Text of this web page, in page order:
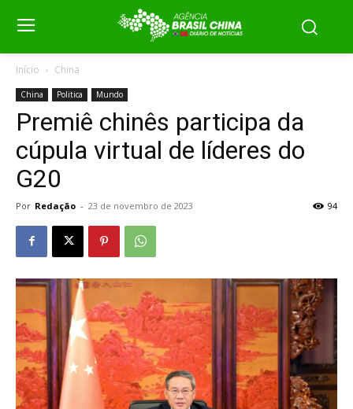
Início China
China Politica Mundo
Premiê chinês participa da
cúpula virtual de líderes do
G20
Por Redação - 23 de novembro de 2023 94